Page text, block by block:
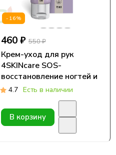
-16%
460 ₽ 550 ₽
Крем-уход для рук
4SKINcare SOS-
восстановление ногтей и
кутикулы, 75мл
4.7 Есть в наличии
В корзину